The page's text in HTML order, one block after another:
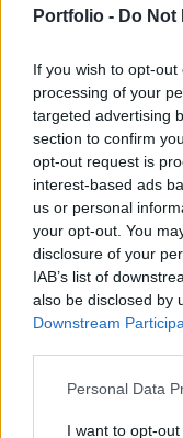
Portfolio - Do
If you wish to opt-
processing of your
targeted advertising
section to confirm
opt-out request is
interest-based ads
us or personal
your opt-out. You
disclosure of your
IAB’s list of
also be disclosed by
Downstream
Personal Data
I want to opt-
Bizottság
Energy Investment
állásáról is szó lesz
2017 konferencián.
és jelentkezés A
megtérülési
belül mintegy 40
gondolatmenetet,
KEDVES
tartozik, melynek
regisztrációhoz